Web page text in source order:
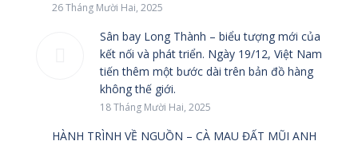
26 Tháng Mười Hai, 2025
Sân bay Long Thành – biểu tượng mới của
kết nối và phát triển. Ngày 19/12, Việt Nam
tiến thêm một bước dài trên bản đồ hàng
không thế giới.
18 Tháng Mười Hai, 2025
HÀNH TRÌNH VỀ NGUỒN – CÀ MAU ĐẤT MŨI ANH